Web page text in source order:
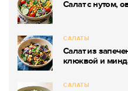
Салат с нутом,
САЛАТЫ
Салат из
клюквой и
САЛАТЫ